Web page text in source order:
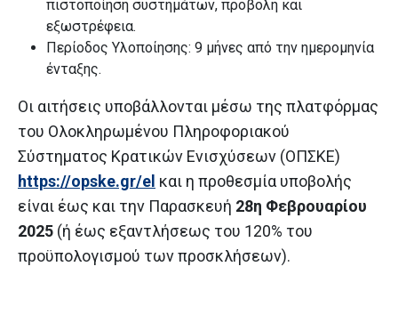
πιστοποίηση συστημάτων, προβολή και
εξωστρέφεια.
Περίοδος Υλοποίησης: 9 μήνες από την ημερομηνία
ένταξης.
Οι αιτήσεις υποβάλλονται μέσω της πλατφόρμας
του Ολοκληρωμένου Πληροφοριακού
Σύστηματος Κρατικών Ενισχύσεων (ΟΠΣΚΕ)
https://opske.gr/el και η προθεσμία υποβολής
είναι έως και την Παρασκευή 28η Φεβρουαρίου
2025 (ή έως εξαντλήσεως του 120% του
προϋπολογισμού των προσκλήσεων).